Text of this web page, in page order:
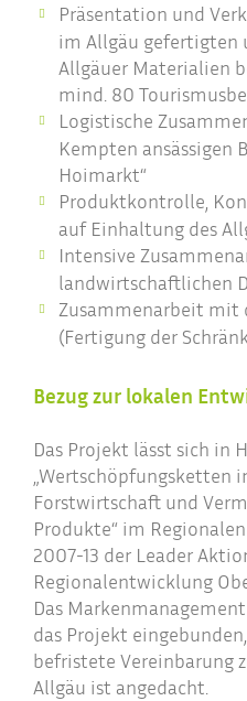
Präsentation und
im Allgäu gefertigten
Allgäuer Materialien
mind. 80
Logistische
Kempten ansässigen
Hoimarkt“
Produktkontrolle,
auf Einhaltung des
Intensive
landwirtschaftlichen
Zusammenarbeit mit
(Fertigung der
Bezug zur lokalen
Das Projekt lässt sich in
„Wertschöpfungsketten
Forstwirtschaft und
Produkte“ im
2007-13 der Leader
Regionalentwicklung
Das
das Projekt
befristete Vereinbarung
Allgäu ist angedacht.